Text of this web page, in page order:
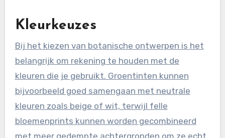
Kleurkeuzes
Bij het kiezen van botanische ontwerpen is het
belangrijk om rekening te houden met de
kleuren die je gebruikt. Groentinten kunnen
bijvoorbeeld goed samengaan met neutrale
kleuren zoals beige of wit, terwijl felle
bloemenprints kunnen worden gecombineerd
met meer gedempte achtergronden om ze echt